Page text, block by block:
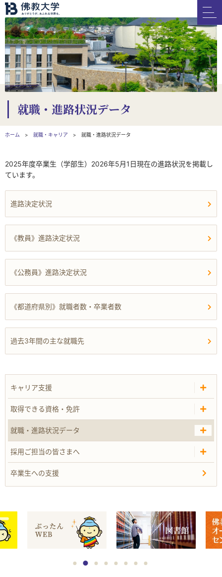
就職・進路状況データ
ホーム 就職・キャリア 就職・進路状況データ
2025年度卒業生（学部生）2026年5月1日現在の進路状況を掲載し
ています。
進路決定状況
《教員》進路決定状況
《公務員》進路決定状況
《都道府県別》就職者数・卒業者数
過去3年間の主な就職先
キャリア支援
取得できる資格・免許
就職・進路状況データ
採用ご担当の皆さまへ
卒業生への支援